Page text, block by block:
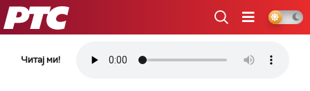
РТС
Читај ми!